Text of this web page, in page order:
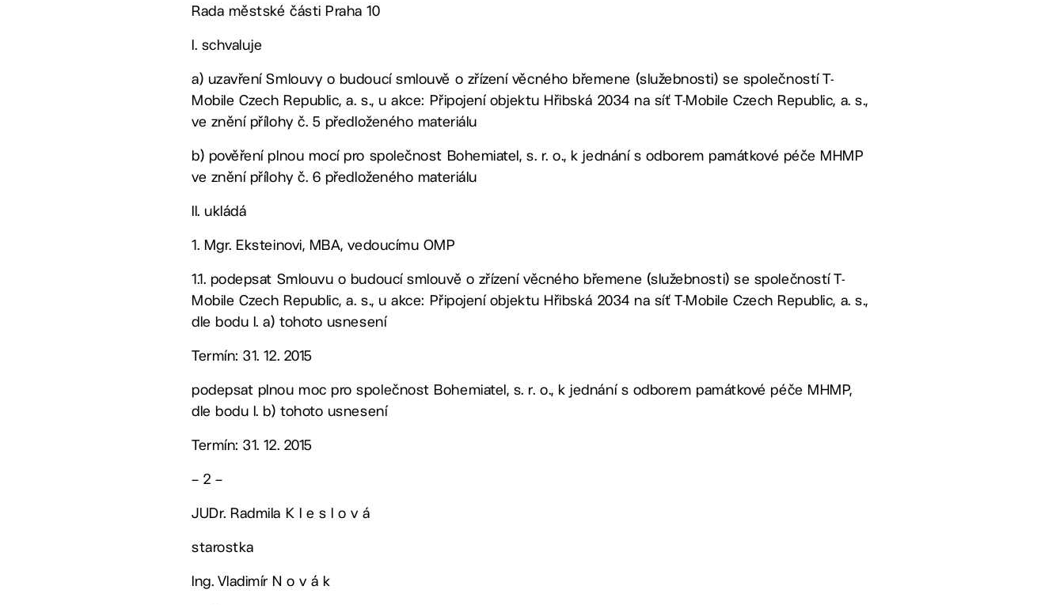
Rada městské části Praha 10
I. schvaluje
a) uzavření Smlouvy o budoucí smlouvě o zřízení věcného břemene (služebnosti) se společností T-
Mobile Czech Republic, a. s., u akce: Připojení objektu Hřibská 2034 na síť T-Mobile Czech Republic, a. s.,
ve znění přílohy č. 5 předloženého materiálu
b) pověření plnou mocí pro společnost Bohemiatel, s. r. o., k jednání s odborem památkové péče MHMP
ve znění přílohy č. 6 předloženého materiálu
II. ukládá
1. Mgr. Eksteinovi, MBA, vedoucímu OMP
1.1. podepsat Smlouvu o budoucí smlouvě o zřízení věcného břemene (služebnosti) se společností T-
Mobile Czech Republic, a. s., u akce: Připojení objektu Hřibská 2034 na síť T-Mobile Czech Republic, a. s.,
dle bodu I. a) tohoto usnesení
Termín: 31. 12. 2015
podepsat plnou moc pro společnost Bohemiatel, s. r. o., k jednání s odborem památkové péče MHMP,
dle bodu I. b) tohoto usnesení
Termín: 31. 12. 2015
– 2 –
JUDr. Radmila K l e s l o v á
starostka
Ing. Vladimír N o v á k